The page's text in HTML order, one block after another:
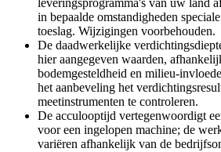
leveringsprogramma's van uw land
in bepaalde omstandigheden
toeslag. Wijzigingen voorbehouden.
De daadwerkelijke
hier aangegeven waarden,
bodemgesteldheid en milieu-
het aanbeveling het
meetinstrumenten te controleren.
De acculooptijd vertegenwoordigt
voor een ingelopen machine; de
variëren afhankelijk van de